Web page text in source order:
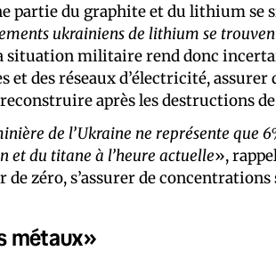
partie du graphite et du lithium se
ukrainiens de lithium se
situation militaire rend donc
des réseaux d’électricité, assurer
après les destructions
de l’Ukraine ne représente que
et du titane à l’heure actuelle»,
zéro, s’assurer de
métaux»